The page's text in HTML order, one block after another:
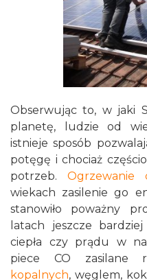
Obserwując to, w jaki
planetę, ludzie od
istnieje sposób
potęgę i chociaż
potrzeb. Ogrzewanie
wiekach zasilenie go
stanowiło poważny
latach jeszcze
ciepła czy prądu w
piece CO zasilane
kopalnych, węglem,